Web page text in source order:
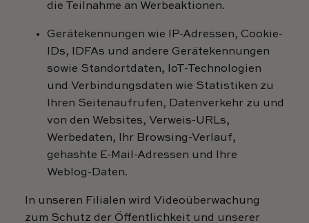
die Teilnahme an Werbeaktionen.
Gerätekennungen wie IP-Adressen, Cookie-
IDs, IDFAs und andere Gerätekennungen
sowie Standortdaten, IoT-Technologien
und Verbindungsdaten wie Statistiken zu
Ihren Seitenaufrufen, Datenverkehr zu und
von den Websites, Verweis-URLs,
Werbedaten, Ihr Browsing-Verlauf,
gehashte E-Mail-Adressen und Ihre
Weblog-Daten.
In unseren Filialen wird Videoüberwachung
zum Schutz der Öffentlichkeit und unserer